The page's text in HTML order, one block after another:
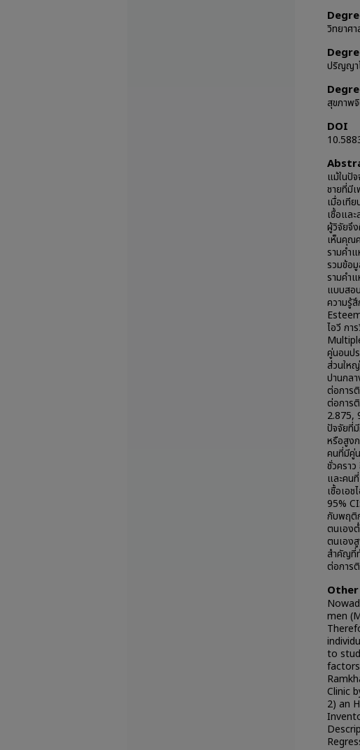
วิทยาศ
ปริญญา
สุขภาพ
DOI
แม้ในปั
ชายที่มี
เมื่อเที
เชื้อแล
ผู้วิจัยจึ
เห็นคุณ
รามคำ
รวมข้อ
รามคำ
แบบสอ
ความรู้
ไอวี กา
คู่นอนป
ส่วนให
ปานกล
ต่อการ
ต่อการ
2.875,
ปัจจัยที่
หรือสูง
คนที่มีคู่
ชั่วครา
และคน
เชื้อเอ
95%
กับพฤติ
ตนเอง
ตนเอง
สำคัญที่
ต่อการ
men
to
Clinic
2) an